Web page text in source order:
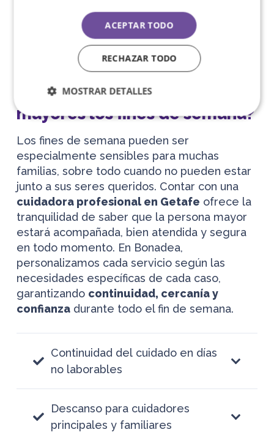
¿Por qué contratar una
cuidadora de personas
mayores los fines de semana?
Los fines de semana pueden ser
especialmente sensibles para muchas
familias, sobre todo cuando no pueden estar
junto a sus seres queridos. Contar con una
cuidadora profesional en Getafe ofrece la
tranquilidad de saber que la persona mayor
estará acompañada, bien atendida y segura
en todo momento. En Bonadea,
personalizamos cada servicio según las
necesidades específicas de cada caso,
garantizando continuidad, cercanía y
confianza durante todo el fin de semana.
Continuidad del cuidado en días
no laborables
Descanso para cuidadores
principales y familiares
ACEPTAR TODO
RECHAZAR TODO
MOSTRAR DETALLES